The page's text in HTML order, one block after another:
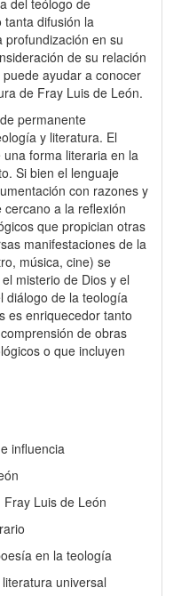
difusión la
en su
de su relación
ayudar a conocer
de Fray Luis de León.
permanente
y literatura. El
forma literaria en la
Si bien el lenguaje
con razones y
a la reflexión
que propician otras
manifestaciones de la
música, cine) se
misterio de Dios y el
diálogo de la teología
es enriquecedor tanto
de obras
o que incluyen
influencia
Luis de León
en la teología
universal